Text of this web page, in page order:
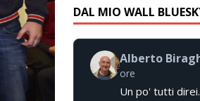
DAL MIO WALL
Alberto
ore
Un po' tutti direi.